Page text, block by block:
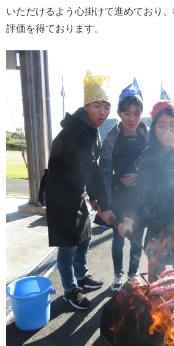
いただけるよう心掛けて進めており
評価を得ております。